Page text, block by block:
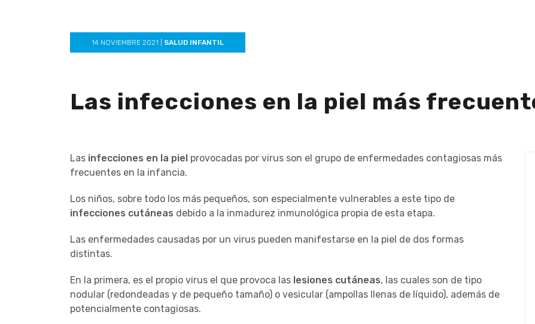
14 NOVIEMBRE 2021 SALUD INFANTIL
Las infecciones en la piel más
Las infecciones en la piel provocadas por virus son el grupo de enfermedades contagiosas más
frecuentes en la infancia.
Los niños, sobre todo los más pequeños, son especialmente vulnerables a este tipo de
infecciones cutáneas debido a la inmadurez inmunológica propia de esta etapa.
Las enfermedades causadas por un virus pueden manifestarse en la piel de dos formas
distintas.
En la primera, es el propio virus el que provoca las lesiones cutáneas, las cuales son de tipo
nodular (redondeadas y de pequeño tamaño) o vesicular (ampollas llenas de líquido), además de
potencialmente contagiosas.